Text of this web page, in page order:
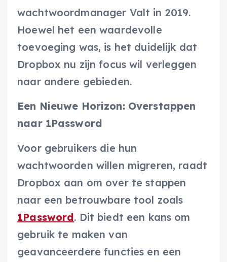
wachtwoordmanager Valt in 2019.
Hoewel het een waardevolle
toevoeging was, is het duidelijk dat
Dropbox nu zijn focus wil verleggen
naar andere gebieden.
Een Nieuwe Horizon: Overstappen
naar 1Password
Voor gebruikers die hun
wachtwoorden willen migreren, raadt
Dropbox aan om over te stappen
naar een betrouwbare tool zoals
1Password. Dit biedt een kans om
gebruik te maken van
geavanceerdere functies en een